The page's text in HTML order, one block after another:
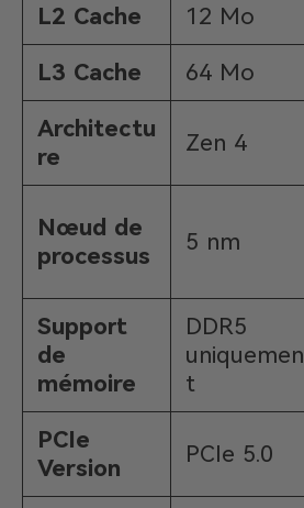
L2 Cache 12 Mo
L3 Cache 64 Mo
Architectu
re
Zen 4
Nœud de
processus
5 nm
Support
de
mémoire
DDR5
uniquemen
t
PCIe
Version
PCIe 5.0